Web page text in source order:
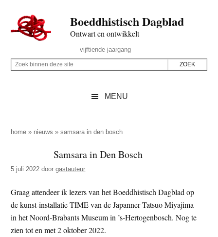
naar
de
inhoud
secondary
naar
de
sidebar
naar
de
Boeddhistisch Dagblad
Ontwart en ontwikkelt
Rechts
vijftiende jaargang
Z
p
z
e
s
i
t
Z
i
e
d
e
z
e
MENU
home » nieuws »samsara in den bosch
Samsara in Den Bosch
5 juli 2022 doorgastauteur
Graag attendeer ik lezers van het Boeddhistisch Dagblad op
de kunst-installatie TIME van de Japanner Tatsuo Miyajima
in het Noord-Brabants Museum in ’s-Hertogenbosch. Nog te
zien tot en met 2 oktober 2022.